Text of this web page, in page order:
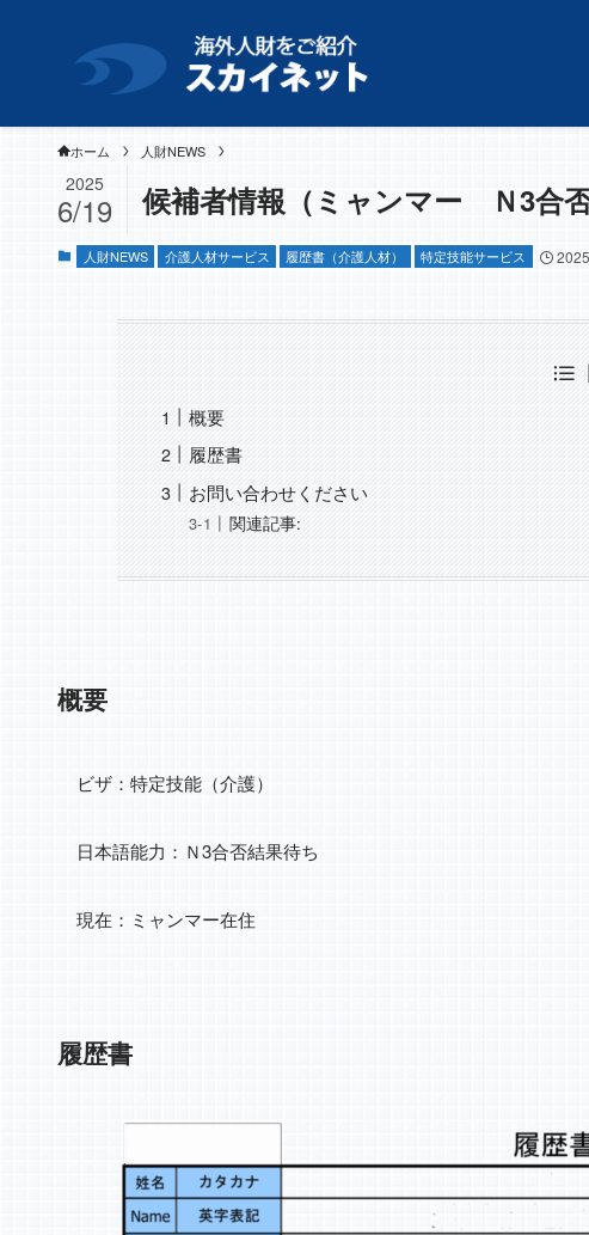
ホーム 人財NEWS
候補者情報（ミャンマー Ｎ3合
2025
6/19
人財NEWS 介護人材サービス 履歴書（介護人材） 特定技能サービス
概要
履歴書
お問い合わせください
関連記事:
概要
ビザ：特定技能（介護）
日本語能力：Ｎ3合否結果待ち
現在：ミャンマー在住
履歴書